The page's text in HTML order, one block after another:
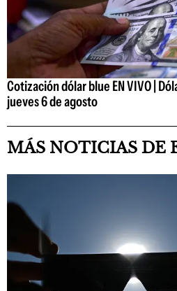
Cotización dólar blue EN VIVO |
jueves 6 de agosto
MÁS NOTICIAS DE